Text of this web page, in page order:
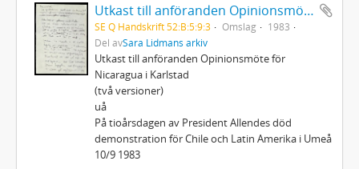
Utkast till anföranden Opinionsmöte för Nicaragua i Karlstad m.m.
SE Q Handskrift 52:B:5:9:3 Omslag
1983
Del avSara Lidmans arkiv
Utkast till anföranden Opinionsmöte för
Nicaragua i Karlstad
(två versioner)
uå
På tioårsdagen av President Allendes död
demonstration för Chile och Latin Amerika i Umeå
10/9 1983